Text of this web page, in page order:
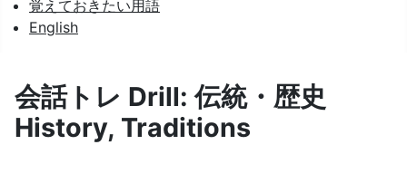
覚えておきたい用語
English
会話トレ Drill: 伝統・歴史
History, Traditions